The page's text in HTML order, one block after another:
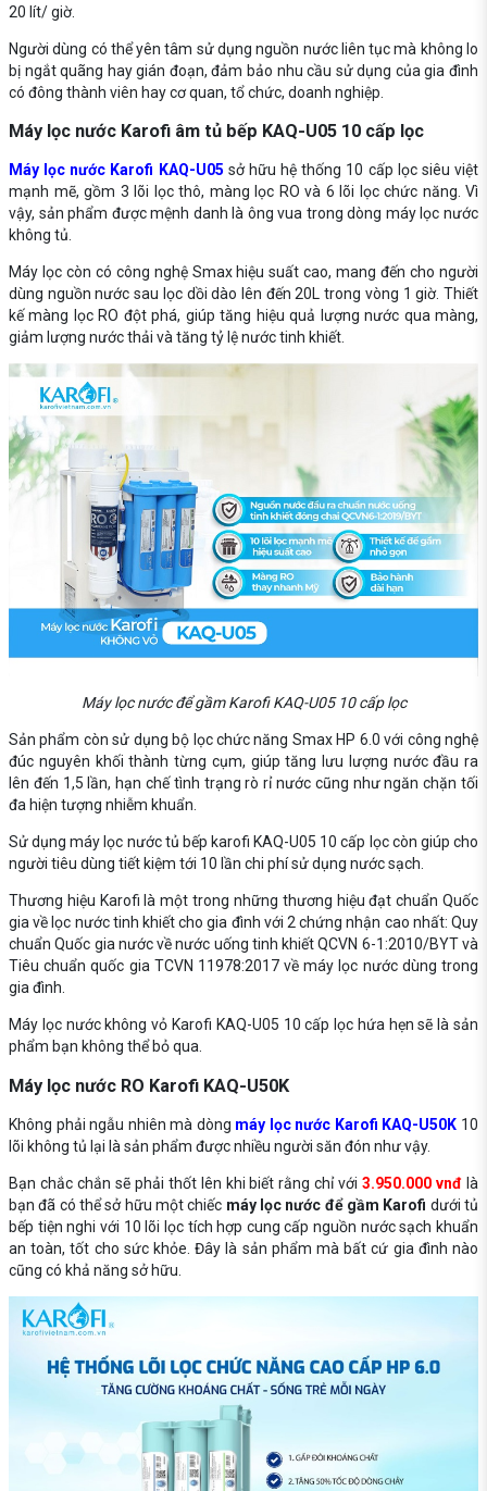
20 lít/ giờ.
Người dùng có thể yên tâm sử dụng nguồn nước liên tục mà không lo
bị ngắt quãng hay gián đoạn, đảm bảo nhu cầu sử dụng của gia đình
có đông thành viên hay cơ quan, tổ chức, doanh nghiệp.
Máy lọc nước Karofi âm tủ bếp KAQ-U05 10 cấp lọc
Máy lọc nước Karofi KAQ-U05 sở hữu hệ thống 10 cấp lọc siêu việt
mạnh mẽ, gồm 3 lõi lọc thô, màng lọc RO và 6 lõi lọc chức năng. Vì
vậy, sản phẩm được mệnh danh là ông vua trong dòng máy lọc nước
không tủ.
Máy lọc còn có công nghệ Smax hiệu suất cao, mang đến cho người
dùng nguồn nước sau lọc dồi dào lên đến 20L trong vòng 1 giờ. Thiết
kế màng lọc RO đột phá, giúp tăng hiệu quả lượng nước qua màng,
giảm lượng nước thải và tăng tỷ lệ nước tinh khiết.
Máy lọc nước để gầm Karofi KAQ-U05 10 cấp lọc
Sản phẩm còn sử dụng bộ lọc chức năng Smax HP 6.0 với công nghệ
đúc nguyên khối thành từng cụm, giúp tăng lưu lượng nước đầu ra
lên đến 1,5 lần, hạn chế tình trạng rò rỉ nước cũng như ngăn chặn tối
đa hiện tượng nhiễm khuẩn.
Sử dụng máy lọc nước tủ bếp karofi KAQ-U05 10 cấp lọc còn giúp cho
người tiêu dùng tiết kiệm tới 10 lần chi phí sử dụng nước sạch.
Thương hiệu Karofi là một trong những thương hiệu đạt chuẩn Quốc
gia về lọc nước tinh khiết cho gia đình với 2 chứng nhận cao nhất: Quy
chuẩn Quốc gia nước về nước uống tinh khiết QCVN 6-1:2010/BYT và
Tiêu chuẩn quốc gia TCVN 11978:2017 về máy lọc nước dùng trong
gia đình.
Máy lọc nước không vỏ Karofi KAQ-U05 10 cấp lọc hứa hẹn sẽ là sản
phẩm bạn không thể bỏ qua.
Máy lọc nước RO Karofi KAQ-U50K
Không phải ngẫu nhiên mà dòng máy lọc nước Karofi KAQ-U50K 10
lõi không tủ lại là sản phẩm được nhiều người săn đón như vậy.
Bạn chắc chắn sẽ phải thốt lên khi biết rằng chỉ với3.950.000 vnđ là
bạn đã có thể sở hữu một chiếc máy lọc nước để gầm Karofi dưới tủ
bếp tiện nghi với 10 lõi lọc tích hợp cung cấp nguồn nước sạch khuẩn
an toàn, tốt cho sức khỏe. Đây là sản phẩm mà bất cứ gia đình nào
cũng có khả năng sở hữu.